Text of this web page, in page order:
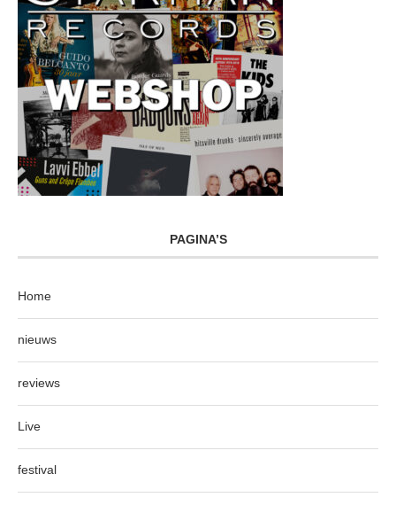
PAGINA’S
Home
nieuws
reviews
Live
festival